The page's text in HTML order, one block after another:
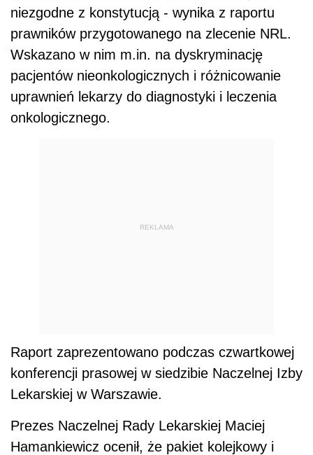
niezgodne z konstytucją - wynika z raportu
prawników przygotowanego na zlecenie NRL.
Wskazano w nim m.in. na dyskryminację
pacjentów nieonkologicznych i różnicowanie
uprawnień lekarzy do diagnostyki i leczenia
onkologicznego.
REKLAMA
Raport zaprezentowano podczas czwartkowej
konferencji prasowej w siedzibie Naczelnej Izby
Lekarskiej w Warszawie.
Prezes Naczelnej Rady Lekarskiej Maciej
Hamankiewicz ocenił, że pakiet kolejkowy i